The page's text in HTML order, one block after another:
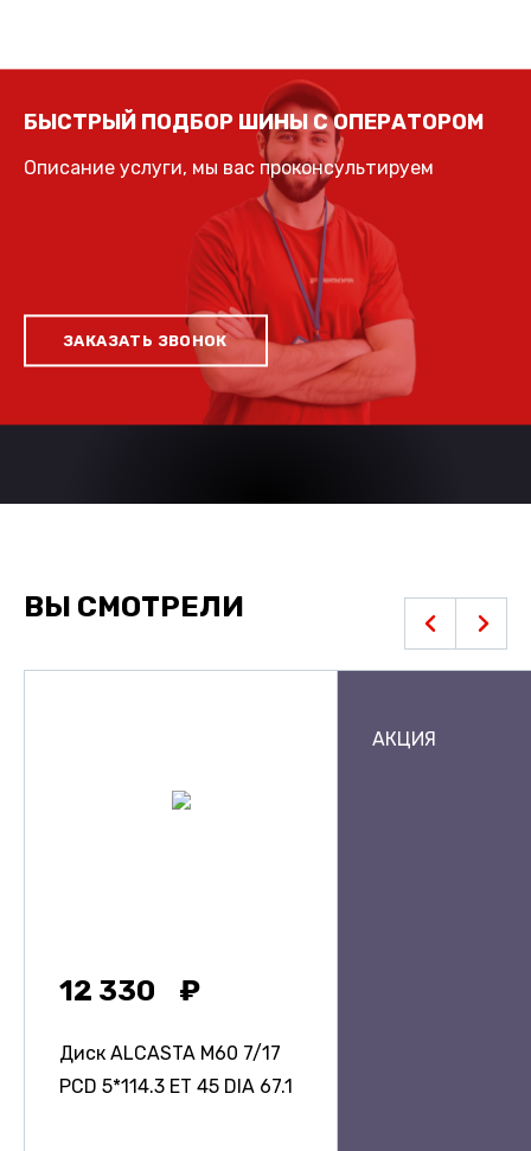
БЫСТРЫЙ ПОДБОР ШИНЫ С ОПЕРАТОРОМ
Описание услуги, мы вас проконсультируем
ЗАКАЗАТЬ ЗВОНОК
ВЫ СМОТРЕЛИ
12 330
Диск ALCASTA M60 7/17
PCD 5*114.3 ET 45 DIA 67.1
АКЦИЯ